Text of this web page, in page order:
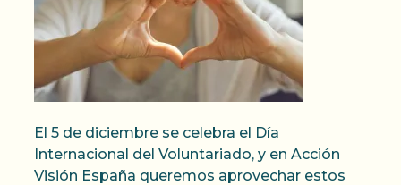
El 5 de diciembre se celebra el Día
Internacional del Voluntariado, y en Acción
Visión España queremos aprovechar estos